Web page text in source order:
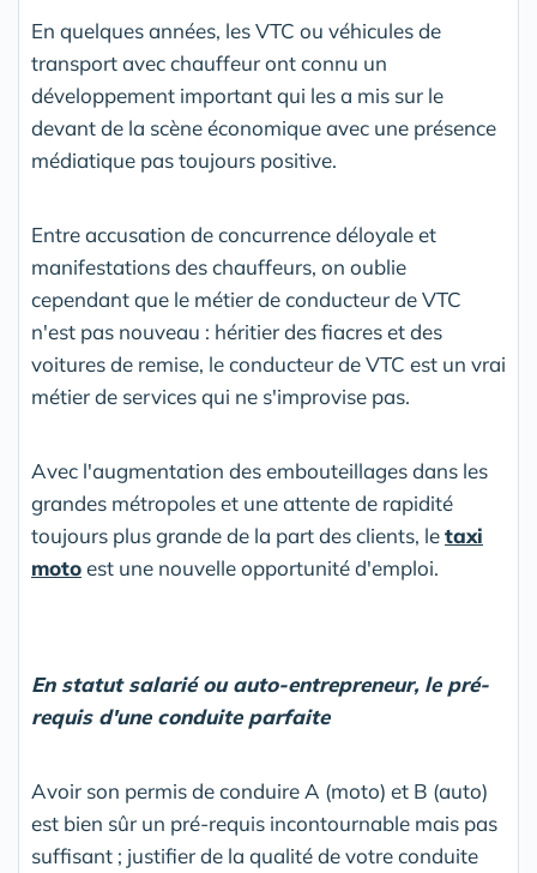
En quelques années, les VTC ou véhicules de
transport avec chauffeur ont connu un
développement important qui les a mis sur le
devant de la scène économique avec une présence
médiatique pas toujours positive.
Entre accusation de concurrence déloyale et
manifestations des chauffeurs, on oublie
cependant que le métier de conducteur de VTC
n'est pas nouveau : héritier des fiacres et des
voitures de remise, le conducteur de VTC est un vrai
métier de services qui ne s'improvise pas.
Avec l'augmentation des embouteillages dans les
grandes métropoles et une attente de rapidité
toujours plus grande de la part des clients, letaxi
motoest une nouvelle opportunité d'emploi.
En statut salarié ou auto-entrepreneur, le pré-
requis d'une conduite parfaite
Avoir son permis de conduire A (moto) et B (auto)
est bien sûr un pré-requis incontournable mais pas
suffisant ; justifier de la qualité de votre conduite